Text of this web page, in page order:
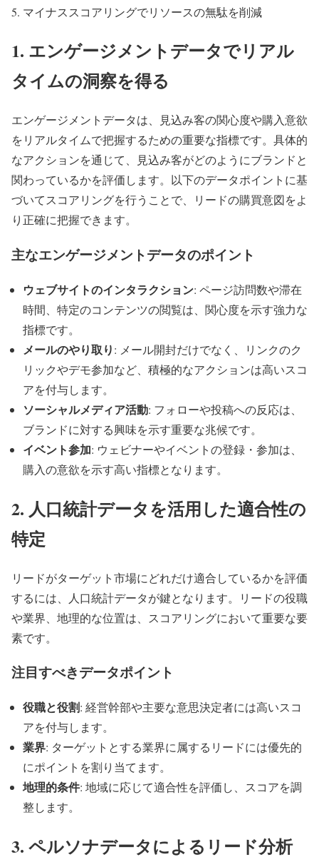
マイナススコアリングでリソースの無駄を削減
1. エンゲージメントデータでリアル
タイムの洞察を得る
エンゲージメントデータは、見込み客の関心度や購入意欲
をリアルタイムで把握するための重要な指標です。具体的
なアクションを通じて、見込み客がどのようにブランドと
関わっているかを評価します。以下のデータポイントに基
づいてスコアリングを行うことで、リードの購買意図をよ
り正確に把握できます。
主なエンゲージメントデータのポイント
ウェブサイトのインタラクション: ページ訪問数や滞在
時間、特定のコンテンツの閲覧は、関心度を示す強力な
指標です。
メールのやり取り: メール開封だけでなく、リンクのク
リックやデモ参加など、積極的なアクションは高いスコ
アを付与します。
ソーシャルメディア活動: フォローや投稿への反応は、
ブランドに対する興味を示す重要な兆候です。
イベント参加: ウェビナーやイベントの登録・参加は、
購入の意欲を示す高い指標となります。
2. 人口統計データを活用した適合性の
特定
リードがターゲット市場にどれだけ適合しているかを評価
するには、人口統計データが鍵となります。リードの役職
や業界、地理的な位置は、スコアリングにおいて重要な要
素です。
注目すべきデータポイント
役職と役割: 経営幹部や主要な意思決定者には高いスコ
アを付与します。
業界: ターゲットとする業界に属するリードには優先的
にポイントを割り当てます。
地理的条件: 地域に応じて適合性を評価し、スコアを調
整します。
3. ペルソナデータによるリード分析